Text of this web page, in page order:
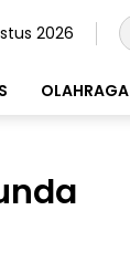
2026
OLAHRAGA